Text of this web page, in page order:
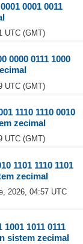
0001 0011
UTC (GMT)
0000 0111 1000
UTC (GMT)
1110 1110 0010
zecimal
UTC (GMT)
1101 1110 1101
zecimal
2026, 04:57 UTC
1011 0111
sistem zecimal